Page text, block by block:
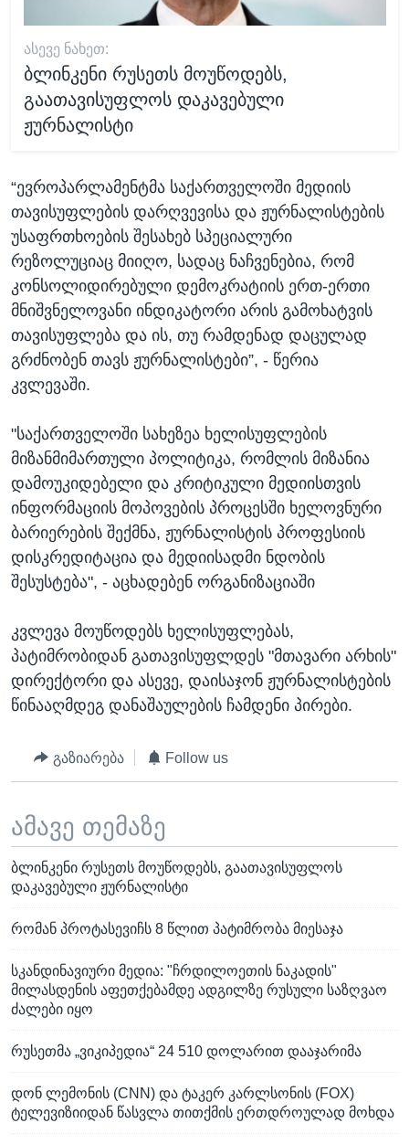
ᲐᲡᲔᲕᲔ ᲜᲐᲮᲔᲗ:
ბლინკენი რუსეთს მოუწოდებს,
გაათავისუფლოს დაკავებული
ჟურნალისტი
“ევროპარლამენტმა საქართველოში მედიის
თავისუფლების დარღვევისა და ჟურნალისტების
უსაფრთხოების შესახებ სპეციალური
რეზოლუციაც მიიღო, სადაც ნაჩვენებია, რომ
კონსოლიდირებული დემოკრატიის ერთ-ერთი
მნიშვნელოვანი ინდიკატორი არის გამოხატვის
თავისუფლება და ის, თუ რამდენად დაცულად
გრძნობენ თავს ჟურნალისტები”, - წერია
კვლევაში.
"საქართველოში სახეზეა ხელისუფლების
მიზანმიმართული პოლიტიკა, რომლის მიზანია
დამოუკიდებელი და კრიტიკული მედიისთვის
ინფორმაციის მოპოვების პროცესში ხელოვნური
ბარიერების შექმნა, ჟურნალისტის პროფესიის
დისკრედიტაცია და მედიისადმი ნდობის
შესუსტება", - აცხადებენ ორგანიზაციაში
კვლევა მოუწოდებს ხელისუფლებას,
პატიმრობიდან გათავისუფლდეს "მთავარი არხის"
დირექტორი და ასევე, დაისაჯონ ჟურნალისტების
წინააღმდეგ დანაშაულების ჩამდენი პირები.
გაზიარება Follow us
ამავე თემაზე
ბლინკენი რუსეთს მოუწოდებს, გაათავისუფლოს
დაკავებული ჟურნალისტი
რომან პროტასევიჩს 8 წლით პატიმრობა მიესაჯა
სკანდინავიური მედია: "ჩრდილოეთის ნაკადის"
მილასდენის აფეთქებამდე ადგილზე რუსული საზღვაო
ძალები იყო
რუსეთმა „ვიკიპედია“ 24 510 დოლარით დააჯარიმა
დონ ლემონის (CNN) და ტაკერ კარლსონის (FOX)
ტელევიზიიდან წასვლა თითქმის ერთდროულად მოხდა